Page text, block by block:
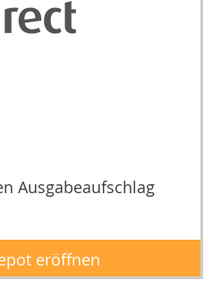
Ausgabeaufschlag
eröffnen